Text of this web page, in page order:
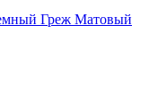
Греж Матовый